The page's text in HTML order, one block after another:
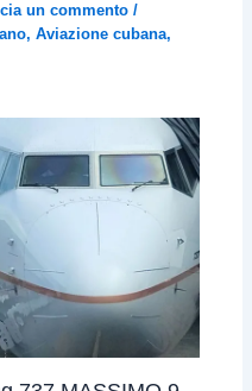
un commento /
,Aviazione cubana,